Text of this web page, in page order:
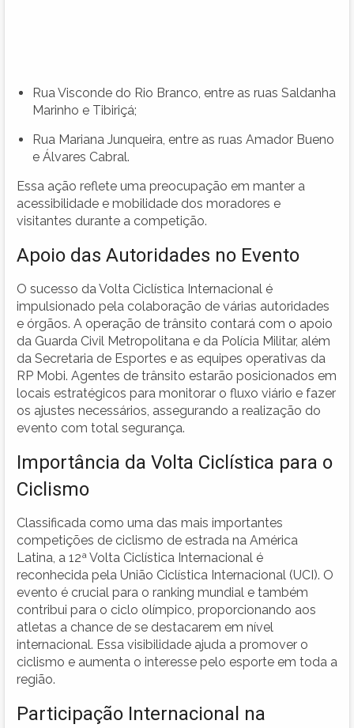
Rua Visconde do Rio Branco, entre as ruas Saldanha
Marinho e Tibiriçá;
Rua Mariana Junqueira, entre as ruas Amador Bueno
e Álvares Cabral.
Essa ação reflete uma preocupação em manter a
acessibilidade e mobilidade dos moradores e
visitantes durante a competição.
Apoio das Autoridades no Evento
O sucesso da Volta Ciclística Internacional é
impulsionado pela colaboração de várias autoridades
e órgãos. A operação de trânsito contará com o apoio
da Guarda Civil Metropolitana e da Polícia Militar, além
da Secretaria de Esportes e as equipes operativas da
RP Mobi. Agentes de trânsito estarão posicionados em
locais estratégicos para monitorar o fluxo viário e fazer
os ajustes necessários, assegurando a realização do
evento com total segurança.
Importância da Volta Ciclística para o
Ciclismo
Classificada como uma das mais importantes
competições de ciclismo de estrada na América
Latina, a 12ª Volta Ciclística Internacional é
reconhecida pela União Ciclística Internacional (UCI). O
evento é crucial para o ranking mundial e também
contribui para o ciclo olímpico, proporcionando aos
atletas a chance de se destacarem em nível
internacional. Essa visibilidade ajuda a promover o
ciclismo e aumenta o interesse pelo esporte em toda a
região.
Participação Internacional na